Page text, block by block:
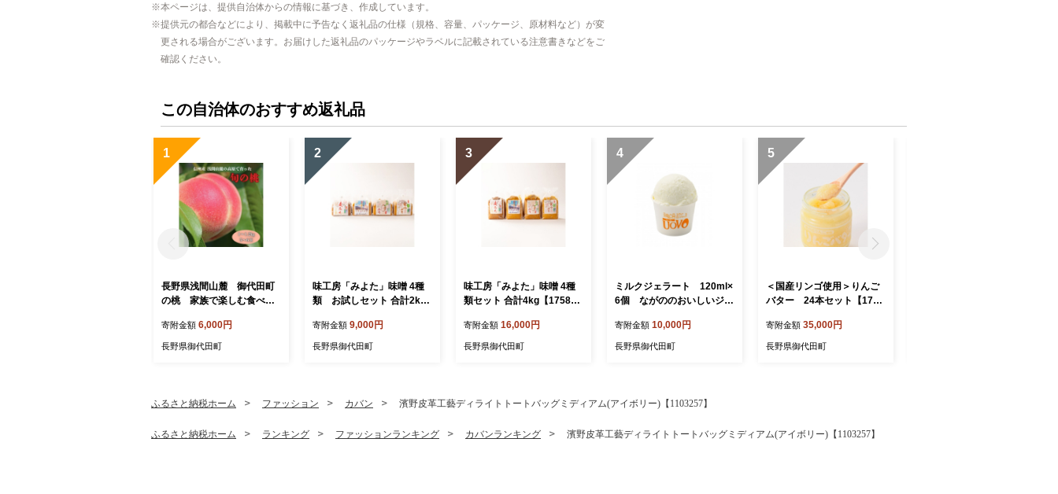
本ページは、提供自治体からの情報に基づき、作成しています。
提供元の都合などにより、掲載中に予告なく返礼品の仕様（規格、容量、パッケージ、原材料など）が変
更される場合がございます。お届けした返礼品のパッケージやラベルに記載されている注意書きなどをご
確認ください。
この自治体のおすすめ返礼品
1
長野県浅間山麓 御代田町
の桃 家族で楽しむ食べ切
4261】
寄附金額 6,000円
長野県御代田町
2
味工房「みよた」味噌 4種
類 お試しセット 合計2kg
寄附金額 9,000円
長野県御代田町
3
味工房「みよた」味噌 4種
類セット 合計4kg【175848
寄附金額 16,000円
長野県御代田町
4
ミルクジェラート 120ml×
6個 ながののおいしいジェ
6】
寄附金額 10,000円
長野県御代田町
5
＜国産リンゴ使用＞りんご
バター 24本セット【1757
寄附金額 35,000円
長野県御代田町
ふるさと納税ホーム ファッション カバン 濱野皮革工藝ディライトトートバッグミディアム(アイボリー)【1103257】
ふるさと納税ホーム ランキング ファッションランキング カバンランキング 濱野皮革工藝ディライトトートバッグミディアム(アイボリー)【1103257】